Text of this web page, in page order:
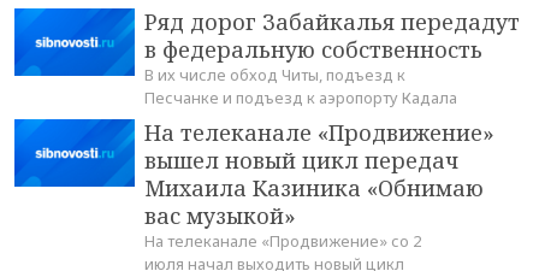
Ряд дорог Забайкалья передадут
в федеральную собственность
В их числе обход Читы, подъезд к
Песчанке и подъезд к аэропорту Кадала
На телеканале «Продвижение»
вышел новый цикл передач
Михаила Казиника «Обнимаю
вас музыкой»
На телеканале «Продвижение» со 2
июля начал выходить новый цикл